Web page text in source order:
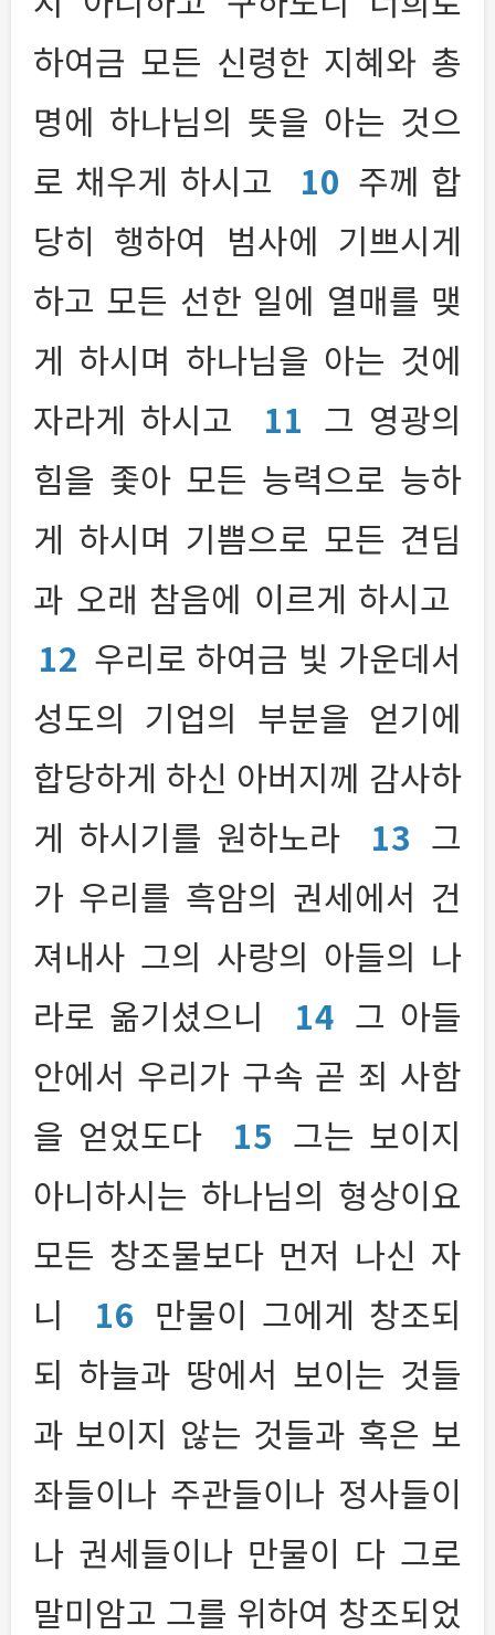
하여금 모든 신령한 지혜와 총
명에 하나님의 뜻을 아는 것으
로 채우게 하시고
10 주께 합
당히 행하여 범사에 기쁘시게
하고 모든 선한 일에 열매를 맺
게 하시며 하나님을 아는 것에
자라게 하시고
11 그 영광의
힘을 좇아 모든 능력으로 능하
게 하시며 기쁨으로 모든 견딤
과 오래 참음에 이르게 하시고
12 우리로 하여금 빛 가운데서
성도의 기업의 부분을 얻기에
합당하게 하신 아버지께 감사하
게 하시기를 원하노라
13 그
가 우리를 흑암의 권세에서 건
져내사 그의 사랑의 아들의 나
라로 옮기셨으니
14 그 아들
안에서 우리가 구속 곧 죄 사함
을 얻었도다
15 그는 보이지
아니하시는 하나님의 형상이요
모든 창조물보다 먼저 나신 자
니
16 만물이 그에게 창조되
되 하늘과 땅에서 보이는 것들
과 보이지 않는 것들과 혹은 보
좌들이나 주관들이나 정사들이
나 권세들이나 만물이 다 그로
말미암고 그를 위하여 창조되었